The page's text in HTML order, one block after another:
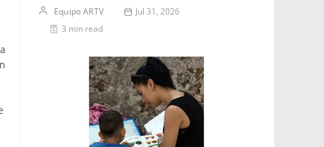
Equipo ARTV
Jul 31, 2026
3 min read